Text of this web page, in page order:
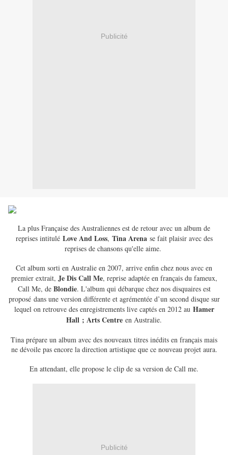
Publicité
La plus Française des Australiennes est de retour avec un album de
reprises intitulé Love And Loss, Tina Arenase fait plaisir avec des
reprises de chansons qu'elle aime.
Cet album sorti en Australie en 2007, arrive enfin chez nous avec en
premier extrait, Je Dis Call Me, reprise adaptée en français du fameux,
Call Me, de Blondie. L'album qui débarque chez nos disquaires est
proposé dans une version différente et agrémentée d’un second disque sur
lequel on retrouve des enregistrements live captés en 2012 au Hamer
Hall ; Arts Centre en Australie.
Tina prépare un album avec des nouveaux titres inédits en français mais
ne dévoile pas encore la direction artistique que ce nouveau projet aura.
En attendant, elle propose le clip de sa version de Call me.
Publicité